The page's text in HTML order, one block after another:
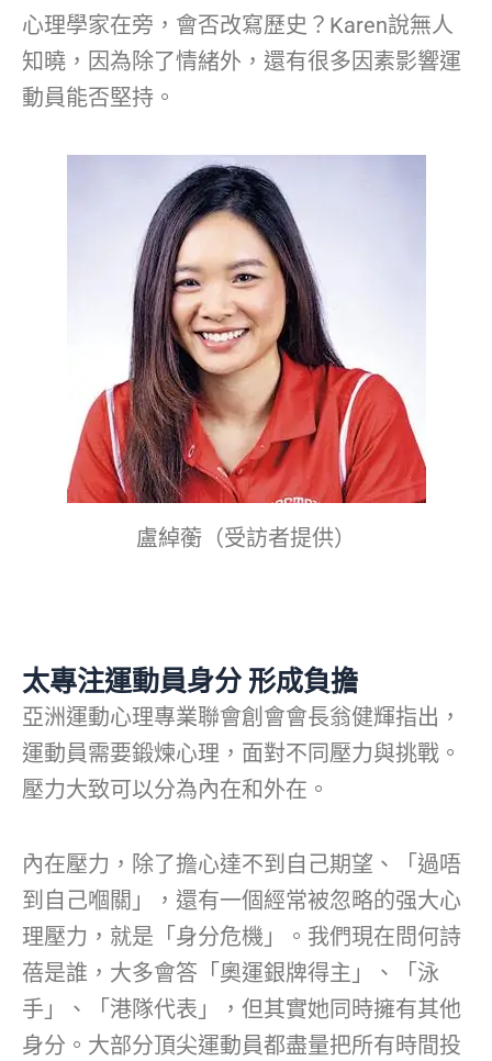
心理學家在旁，會否改寫歷史？Karen說無人
知曉，因為除了情緒外，還有很多因素影響運
動員能否堅持。
盧綽蘅（受訪者提供）
太專注運動員身分 形成負擔
亞洲運動心理專業聯會創會會長翁健輝指出，
運動員需要鍛煉心理，面對不同壓力與挑戰。
壓力大致可以分為內在和外在。
內在壓力，除了擔心達不到自己期望、「過唔
到自己嗰關」，還有一個經常被忽略的强大心
理壓力，就是「身分危機」。我們現在問何詩
蓓是誰，大多會答「奧運銀牌得主」、「泳
手」、「港隊代表」，但其實她同時擁有其他
身分。大部分頂尖運動員都盡量把所有時間投